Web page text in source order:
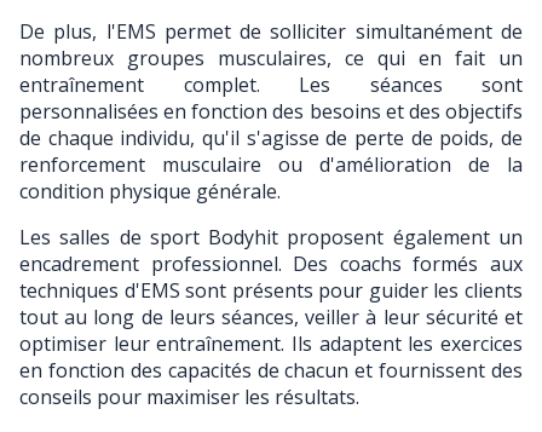
De plus, l'EMS permet de solliciter simultanément de
nombreux groupes musculaires, ce qui en fait un
entraînement complet. Les séances sont
personnalisées en fonction des besoins et des objectifs
de chaque individu, qu'il s'agisse de perte de poids, de
renforcement musculaire ou d'amélioration de la
condition physique générale.
Les salles de sport Bodyhit proposent également un
encadrement professionnel. Des coachs formés aux
techniques d'EMS sont présents pour guider les clients
tout au long de leurs séances, veiller à leur sécurité et
optimiser leur entraînement. Ils adaptent les exercices
en fonction des capacités de chacun et fournissent des
conseils pour maximiser les résultats.